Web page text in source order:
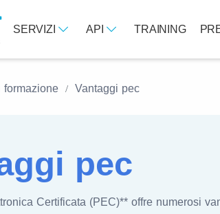
SERVIZI API TRAINING
formazione Vantaggi pec
pec
Certificata (PEC)** offre numerosi